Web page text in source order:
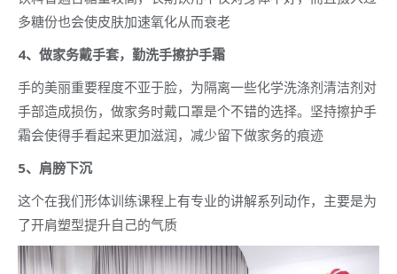
多糖份也会使皮肤加速氧化从而衰老
4、做家务戴手套，勤洗手擦护手霜
手的美丽重要程度不亚于脸，为隔离一些化学洗涤剂清洁剂对
手部造成损伤，做家务时戴口罩是个不错的选择。坚持擦护手
霜会使得手看起来更加滋润，减少留下做家务的痕迹
5、肩膀下沉
这个在我们形体训练课程上有专业的讲解系列动作，主要是为
了开肩塑型提升自己的气质